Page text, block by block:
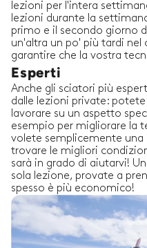
lezioni per l'intera
lezioni durante la
primo e il secondo giorno
un'altra un po' più tardi
garantire che la vostra
Esperti
Anche gli sciatori più
dalle lezioni private:
lavorare su un aspetto
esempio per migliorare la
volete semplicemente una
trovare le migliori
sarà in grado di aiutarvi!
sola lezione, provate a
spesso è più economico!